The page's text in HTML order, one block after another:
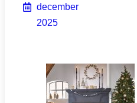
december
2025